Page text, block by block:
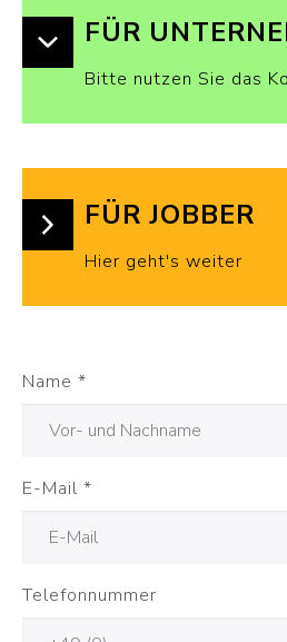
FÜR
Bitte nutzen Sie das
FÜR JOBBER
Hier geht's weiter
Name *
E-Mail *
Telefonnummer